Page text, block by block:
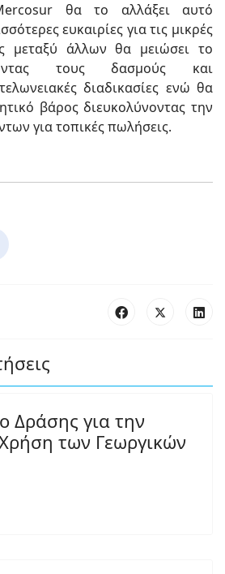
θα το αλλάξει αυτό
ευκαιρίες για τις μικρές
μεταξύ άλλων θα μειώσει το
τους δασμούς και
διαδικασίες ενώ θα
βάρος διευκολύνοντας την
για τοπικές πωλήσεις.
Δράσης για την
των Γεωργικών